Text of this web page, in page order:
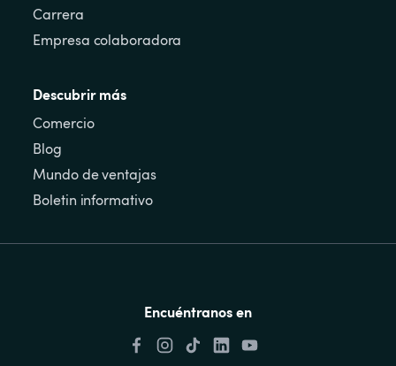
Carrera
Empresa colaboradora
Descubrir más
Comercio
Blog
Mundo de ventajas
Boletin informativo
Encuéntranos en